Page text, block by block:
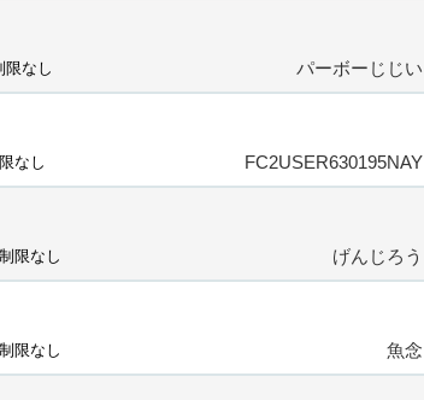
限なし パーボーじじい
なし FC2USER630195NAY
制限なし げんじろう
制限なし 魚念